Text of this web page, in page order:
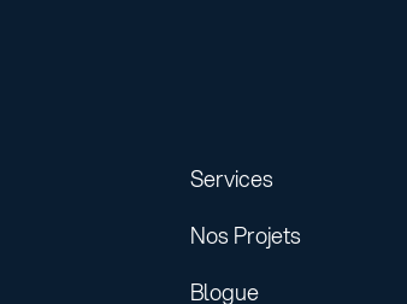
Services
Nos Projets
Blogue